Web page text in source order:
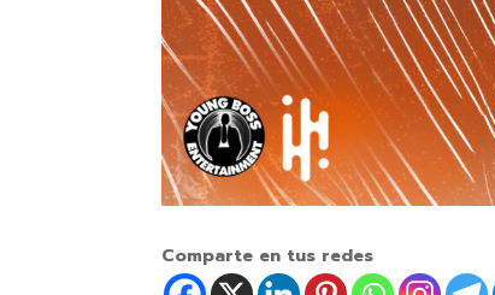
Comparte en tus redes